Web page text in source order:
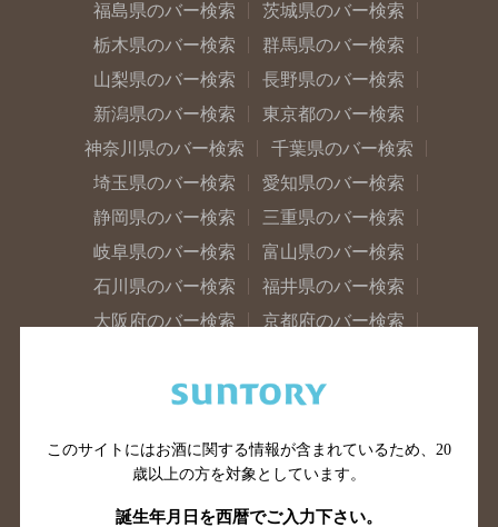
福島県のバー検索
茨城県のバー検索
栃木県のバー検索
群馬県のバー検索
山梨県のバー検索
長野県のバー検索
新潟県のバー検索
東京都のバー検索
神奈川県のバー検索
千葉県のバー検索
埼玉県のバー検索
愛知県のバー検索
静岡県のバー検索
三重県のバー検索
岐阜県のバー検索
富山県のバー検索
石川県のバー検索
福井県のバー検索
大阪府のバー検索
京都府のバー検索
滋賀県のバー検索
和歌山県のバー検索
山口県のバー検索
鳥取県のバー検索
このサイトにはお酒に関する情報が含まれているため、 20
歳以上の方を対象としています。
誕生年月日を西暦でご入力下さい。